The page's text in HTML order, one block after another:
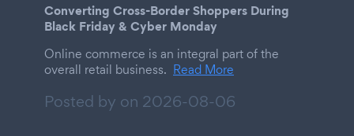
Converting Cross-Border Shoppers During
Black Friday & Cyber Monday
Online commerce is an integral part of the
overall retail business. Read More
Posted by on 2026-08-06